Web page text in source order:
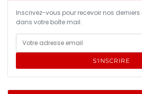
Inscrivez-vous pour recevoir nos
dans votre boîte mail.
S'INSCRIRE